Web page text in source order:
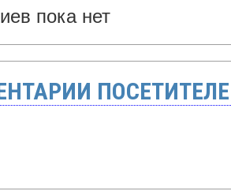
пока нет